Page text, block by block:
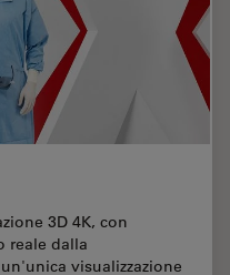
3D 4K, con
reale dalla
visualizzazione